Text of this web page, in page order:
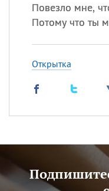
Повезло мне,
Потому что ты
Открытка